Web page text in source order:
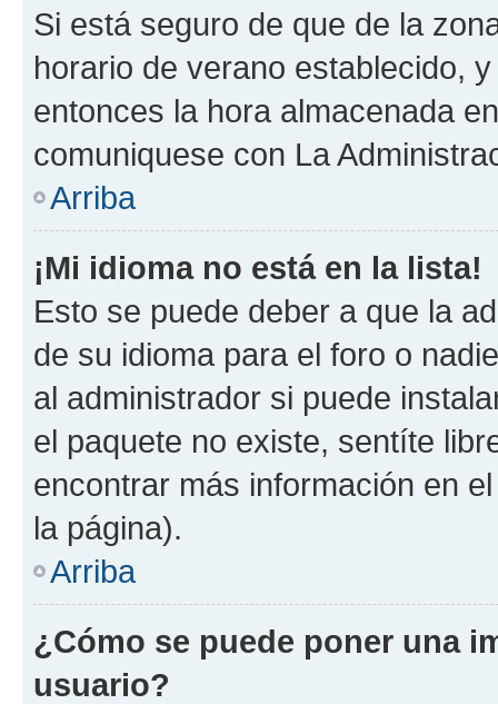
Si está seguro de que de la
horario de verano establecido,
entonces la hora almacenada
comuniquese con La
Arriba
¡Mi idioma no está en la lista!
Esto se puede deber a que la
de su idioma para el foro o
al administrador si puede
el paquete no existe, sentíte
encontrar más información en
la página).
Arriba
¿Cómo se puede poner una
usuario?